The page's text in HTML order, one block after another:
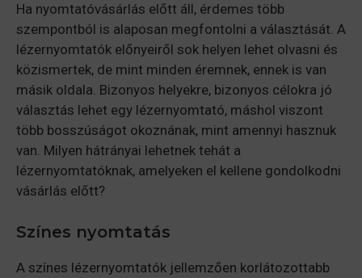
Ha nyomtatóvásárlás előtt áll, érdemes több
szempontból is alaposan megfontolni a választását. A
lézernyomtatók előnyeiről sok helyen lehet olvasni és
közismertek, de mint minden éremnek, ennek is van
másik oldala. Bizonyos helyekre, bizonyos célokra jó
választás lehet egy lézernyomtató, máshol viszont
több bosszúságot okoznának, mint amennyi hasznuk
van. Milyen hátrányai lehetnek tehát a
lézernyomtatóknak, amelyeken el kellene gondolkodni
vásárlás előtt?
Színes nyomtatás
A színes lézernyomtatók jellemzően korlátozottabb